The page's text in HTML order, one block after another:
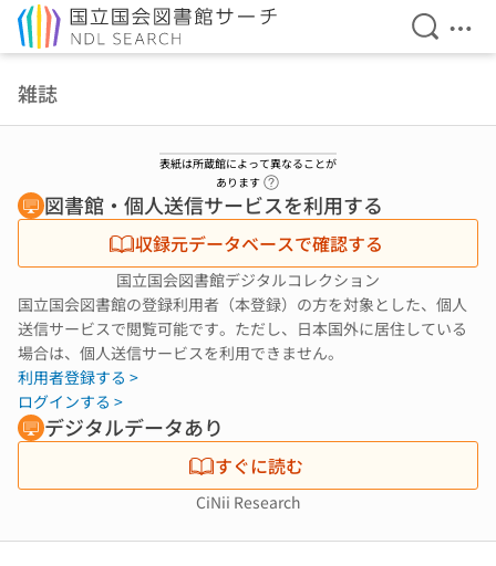
検索を
メ
雑誌
表紙は所蔵館によって異なることが
あります
図書館・個人送信サービスを利用する
収録元データベースで確認する
国立国会図書館デジタルコレクション
国立国会図書館の登録利用者（本登録）の方を対象とした、個人
送信サービスで閲覧可能です。ただし、日本国外に居住している
場合は、個人送信サービスを利用できません。
利用者登録する >
ログインする >
デジタルデータあり
すぐに読む
CiNii Research